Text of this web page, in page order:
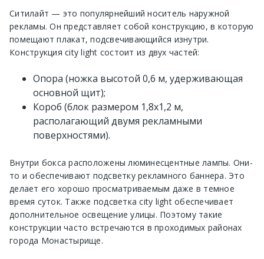
Ситилайт — это популярнейший носитель наружной
рекламы. Он представляет собой конструкцию, в которую
помещают плакат, подсвечивающийся изнутри.
Конструкция city light состоит из двух частей:
Опора (ножка высотой 0,6 м, удерживающая
основной щит);
Короб (блок размером 1,8х1,2 м,
располагающий двумя рекламными
поверхностями).
Внутри бокса расположены люминесцентные лампы. Они-
то и обеспечивают подсветку рекламного баннера. Это
делает его хорошо просматриваемым даже в темное
время суток. Также подсветка city light обеспечивает
дополнительное освещение улицы. Поэтому такие
конструкции часто встречаются в проходимых районах
города Монастырище.